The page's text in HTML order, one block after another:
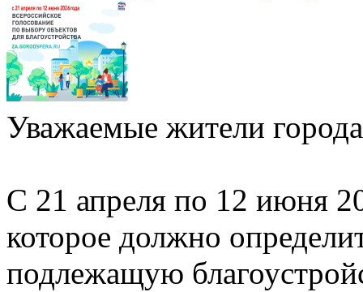
Уважаемые жители
С 21 апреля по 12 июня
которое должно
подлежащую